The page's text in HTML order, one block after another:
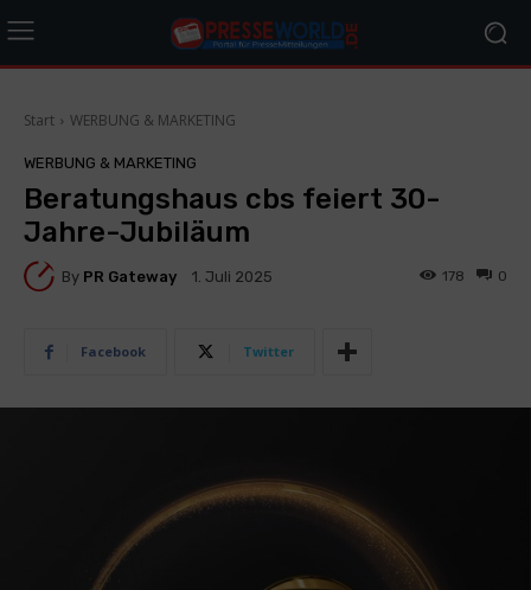
Start WERBUNG & MARKETING
WERBUNG & MARKETING
Beratungshaus cbs feiert 30-
Jahre-Jubiläum
By PR Gateway 1. Juli 2025 0
178
Facebook Twitter